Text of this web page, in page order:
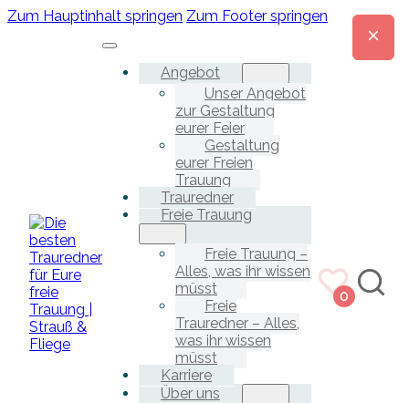
Zum Hauptinhalt springen Zum Footer springen
Angebot
Unser Angebot
zur Gestaltung
eurer Feier
Gestaltung
eurer Freien
Trauung
Trauredner
Freie Trauung
Freie Trauung –
Alles, was ihr wissen
müsst
Freie
Trauredner – Alles,
was ihr wissen
müsst
Karriere
Über uns
0